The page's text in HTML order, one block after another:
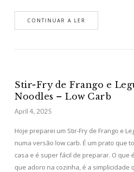
CONTINUAR A LER
Stir-Fry de Frango e
Noodles – Low Carb
April 4, 2025
Hoje preparei um Stir-Fry de Frango e
numa versão low carb. É um prato que
casa e é super fácil de preparar. O que
que adoro na cozinha, é a simplicidade